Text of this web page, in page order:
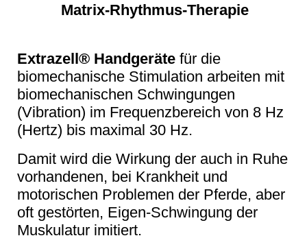
Matrix-Rhythmus-Therapie
Extrazell® Handgeräte für die
biomechanische Stimulation arbeiten mit
biomechanischen Schwingungen
(Vibration) im Frequenzbereich von 8 Hz
(Hertz) bis maximal 30 Hz.
Damit wird die Wirkung der auch in Ruhe
vorhandenen, bei Krankheit und
motorischen Problemen der Pferde, aber
oft gestörten, Eigen-Schwingung der
Muskulatur imitiert.